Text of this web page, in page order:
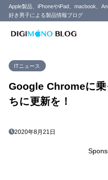
Apple製品、iPhoneやiPad、macbook、
好き男子による製品情報ブログ
ITニュース
Google Chromeに
ちに更新を！
2020年8月21日